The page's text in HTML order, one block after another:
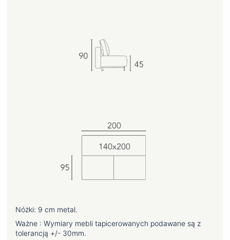
Nóżki: 9 cm metal.
Ważne : Wymiary mebli tapicerowanych podawane są z
tolerancją +/- 30mm.